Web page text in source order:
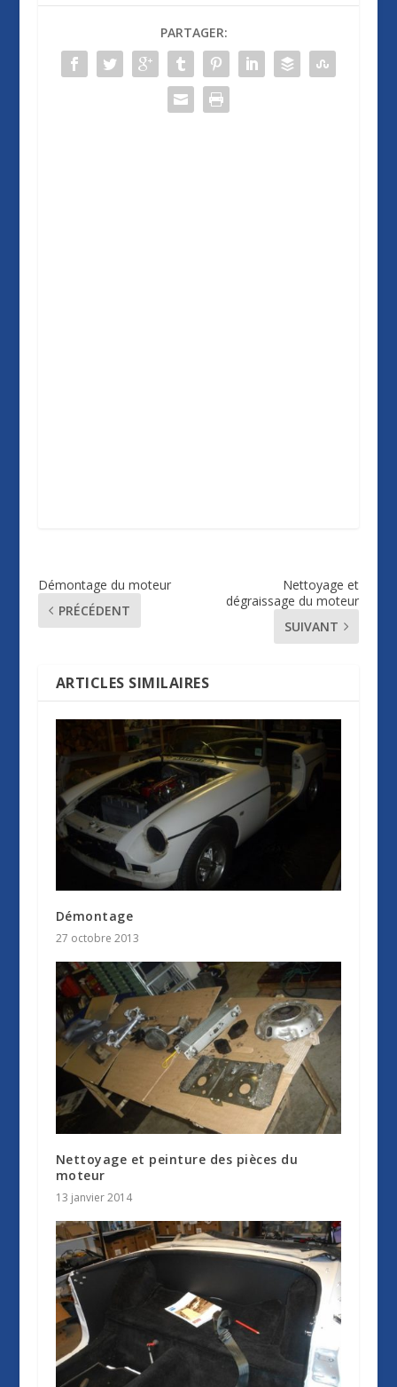
PARTAGER:
Démontage du moteur
PRÉCÉDENT
Nettoyage et
dégraissage du moteur
SUIVANT
ARTICLES SIMILAIRES
Démontage
27 octobre 2013
Nettoyage et peinture des pièces du
moteur
13 janvier 2014